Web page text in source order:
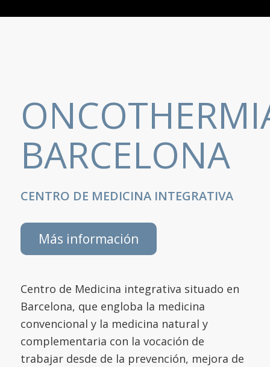
BARCELONA
CENTRO DE MEDICINA INTEGRATIVA
Más información
Centro de Medicina integrativa situado en
Barcelona, que engloba la medicina
convencional y la medicina natural y
complementaria con la vocación de
trabajar desde de la prevención, mejora de